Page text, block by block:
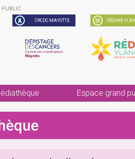
CRCDC MAYOTTE RÉDIAB
Espace grand